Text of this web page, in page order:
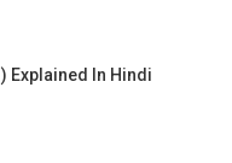
Explained In Hindi